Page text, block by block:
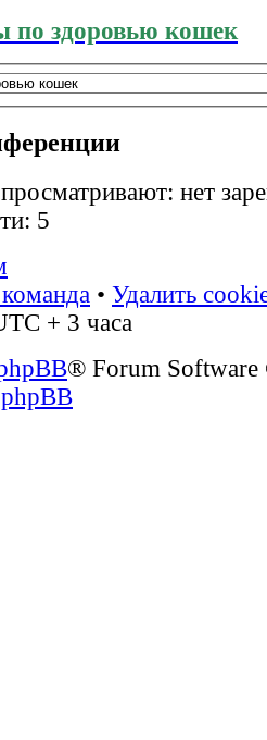
по здоровью кошек
нет
5
• Удалить
+ 3 часа
® Forum